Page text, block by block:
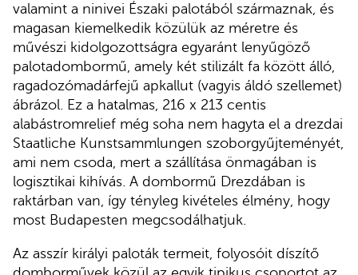
valamint a ninivei Északi palotából származnak, és
magasan kiemelkedik közülük az méretre és
művészi kidolgozottságra egyaránt lenyűgöző
palotadombormű, amely két stilizált fa között álló,
ragadozómadárfejű apkallut (vagyis áldó szellemet)
ábrázol. Ez a hatalmas, 216 x 213 centis
alabástromrelief még soha nem hagyta el a drezdai
Staatliche Kunstsammlungen szoborgyűjteményét,
ami nem csoda, mert a szállítása önmagában is
logisztikai kihívás. A dombormű Drezdában is
raktárban van, így tényleg kivételes élmény, hogy
most Budapesten megcsodálhatjuk.
Az asszír királyi paloták termeit, folyosóit díszítő